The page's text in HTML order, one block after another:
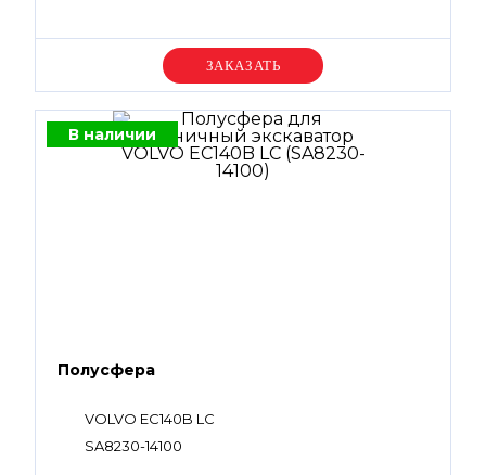
Уточняйте цену
В наличии
Полусфера
VOLVO EC140B LC
SA8230-14100